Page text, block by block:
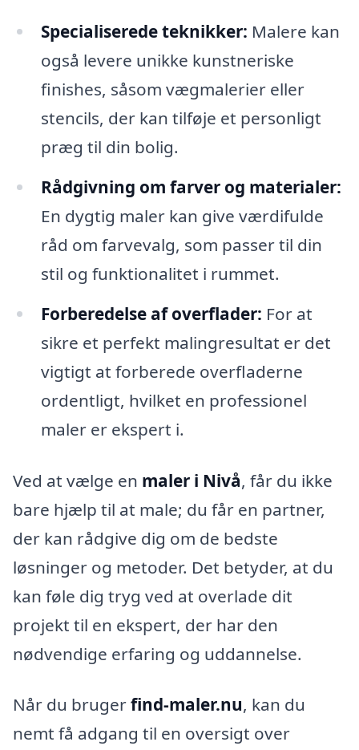
Specialiserede teknikker: Malere kan
også levere unikke kunstneriske
finishes, såsom vægmalerier eller
stencils, der kan tilføje et personligt
præg til din bolig.
Rådgivning om farver og materialer:
En dygtig maler kan give værdifulde
råd om farvevalg, som passer til din
stil og funktionalitet i rummet.
Forberedelse af overflader: For at
sikre et perfekt malingresultat er det
vigtigt at forberede overfladerne
ordentligt, hvilket en professionel
maler er ekspert i.
Ved at vælge en maler i Nivå, får du ikke
bare hjælp til at male; du får en partner,
der kan rådgive dig om de bedste
løsninger og metoder. Det betyder, at du
kan føle dig tryg ved at overlade dit
projekt til en ekspert, der har den
nødvendige erfaring og uddannelse.
Når du brugerfind-maler.nu, kan du
nemt få adgang til en oversigt over